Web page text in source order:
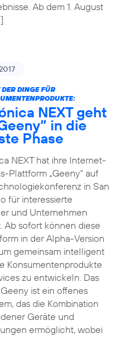
Ab dem 1. August
DINGE FÜR
NEXT geht
in die
Phase
NEXT hat ihre Internet-
Plattform „Geeny“ auf
in San
für interessierte
und Unternehmen
Ab sofort können diese
in der Alpha-Version
gemeinsam intelligent
Konsumentenprodukte
zu entwickeln. Das
ist ein offenes
das die Kombination
Geräte und
ermöglicht, wobei